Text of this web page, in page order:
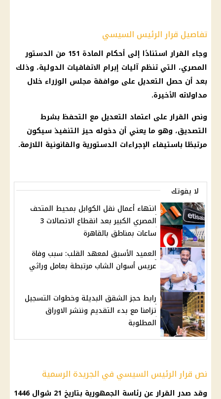
تفاصيل قرار الرئيس السيسي
وجاء القرار استنادًا إلى أحكام المادة 151 من الدستور
المصري، التي تنظم آليات إبرام الاتفاقيات الدولية، وذلك
بعد أن حصل التعديل على موافقة مجلس الوزراء خلال
مداولاته الأخيرة.
ونص القرار على اعتماد التعديل مع التحفظ بشرط
التصديق، وهو ما يعني أن دخوله حيز التنفيذ سيكون
مرتبطًا باستيفاء الإجراءات الدستورية والقانونية اللازمة.
لا يفوتك
انتهاء أعمال نقل الكوابل بمحيط المتحف
المصري الكبير بعد انقطاع الاتصالات 3
ساعات بمناطق بالقاهرة
العميد الأسبق لمعهد القلب: سبب وفاة
عريس أسوان الشاب مرتبطة بعامل وراثي
رابط حجز الشقق البديلة وخطوات التسجيل
تزامنا مع بدء التقديم وننشر الاوراق
المطلوبة
نص قرار الرئيس السيسي في الجريدة الرسمية
وقد صدر القرار عن رئاسة الجمهورية بتاريخ 21 شوال 1446